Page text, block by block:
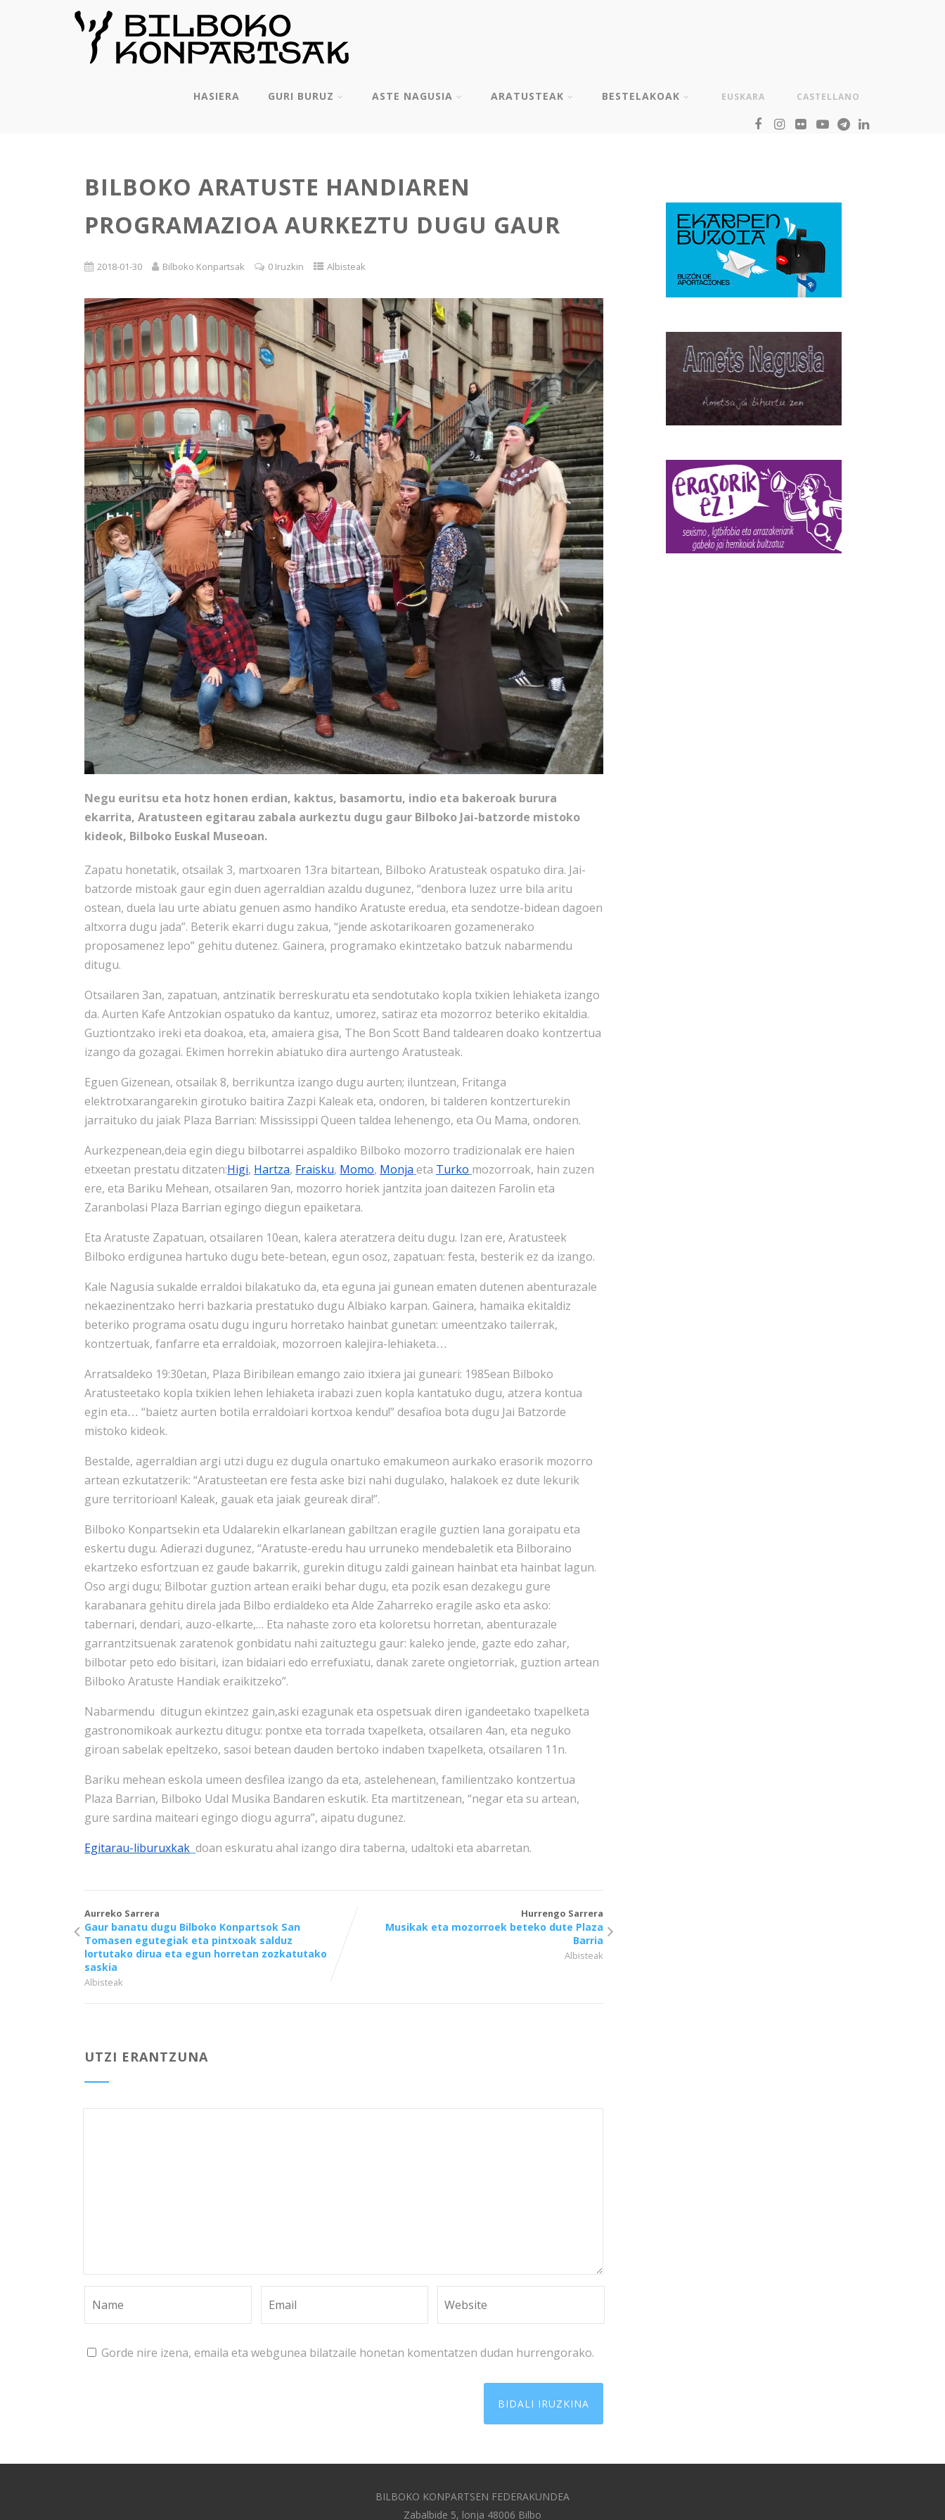
HASIERA GURI BURUZ ASTE NAGUSIA ARATUSTEAK BESTELAKOAK EUSKARA CASTELLANO
BILBOKO ARATUSTE HANDIAREN
PROGRAMAZIOA AURKEZTU DUGU GAUR
2018-01-30 Bilboko Konpartsak 0 Iruzkin Albisteak
Negu euritsu eta hotz honen erdian, kaktus, basamortu, indio eta bakeroak burura
ekarrita, Aratusteen egitarau zabala aurkeztu dugu gaur Bilboko Jai-batzorde mistoko
kideok, Bilboko Euskal Museoan.
Zapatu honetatik, otsailak 3, martxoaren 13ra bitartean, Bilboko Aratusteak ospatuko dira. Jai-
batzorde mistoak gaur egin duen agerraldian azaldu dugunez, “denbora luzez urre bila aritu
ostean, duela lau urte abiatu genuen asmo handiko Aratuste eredua, eta sendotze-bidean dagoen
altxorra dugu jada”. Beterik ekarri dugu zakua, “jende askotarikoaren gozamenerako
proposamenez lepo” gehitu dutenez. Gainera, programako ekintzetako batzuk nabarmendu
ditugu.
Otsailaren 3an, zapatuan, antzinatik berreskuratu eta sendotutako kopla txikien lehiaketa izango
da. Aurten Kafe Antzokian ospatuko da kantuz, umorez, satiraz eta mozorroz beteriko ekitaldia.
Guztiontzako ireki eta doakoa, eta, amaiera gisa, The Bon Scott Band taldearen doako kontzertua
izango da gozagai. Ekimen horrekin abiatuko dira aurtengo Aratusteak.
Eguen Gizenean, otsailak 8, berrikuntza izango dugu aurten; iluntzean, Fritanga
elektrotxarangarekin girotuko baitira Zazpi Kaleak eta, ondoren, bi talderen kontzerturekin
jarraituko du jaiak Plaza Barrian: Mississippi Queen taldea lehenengo, eta Ou Mama, ondoren.
Aurkezpenean,deia egin diegu bilbotarrei aspaldiko Bilboko mozorro tradizionalak ere haien
etxeetan prestatu ditzaten:Higi, Hartza, Fraisku, Momo, Monja eta Turko mozorroak, hain zuzen
ere, eta Bariku Mehean, otsailaren 9an, mozorro horiek jantzita joan daitezen Farolin eta
Zaranbolasi Plaza Barrian egingo diegun epaiketara.
Eta Aratuste Zapatuan, otsailaren 10ean, kalera ateratzera deitu dugu. Izan ere, Aratusteek
Bilboko erdigunea hartuko dugu bete-betean, egun osoz, zapatuan: festa, besterik ez da izango.
Kale Nagusia sukalde erraldoi bilakatuko da, eta eguna jai gunean ematen dutenen abenturazale
nekaezinentzako herri bazkaria prestatuko dugu Albiako karpan. Gainera, hamaika ekitaldiz
beteriko programa osatu dugu inguru horretako hainbat gunetan: umeentzako tailerrak,
kontzertuak, fanfarre eta erraldoiak, mozorroen kalejira-lehiaketa…
Arratsaldeko 19:30etan, Plaza Biribilean emango zaio itxiera jai guneari: 1985ean Bilboko
Aratusteetako kopla txikien lehen lehiaketa irabazi zuen kopla kantatuko dugu, atzera kontua
egin eta… “baietz aurten botila erraldoiari kortxoa kendu!” desafioa bota dugu Jai Batzorde
mistoko kideok.
Bestalde, agerraldian argi utzi dugu ez dugula onartuko emakumeon aurkako erasorik mozorro
artean ezkutatzerik: “Aratusteetan ere festa aske bizi nahi dugulako, halakoek ez dute lekurik
gure territorioan! Kaleak, gauak eta jaiak geureak dira!”.
Bilboko Konpartsekin eta Udalarekin elkarlanean gabiltzan eragile guztien lana goraipatu eta
eskertu dugu. Adierazi dugunez, “Aratuste-eredu hau urruneko mendebaletik eta Bilboraino
ekartzeko esfortzuan ez gaude bakarrik, gurekin ditugu zaldi gainean hainbat eta hainbat lagun.
Oso argi dugu; Bilbotar guztion artean eraiki behar dugu, eta pozik esan dezakegu gure
karabanara gehitu direla jada Bilbo erdialdeko eta Alde Zaharreko eragile asko eta asko:
tabernari, dendari, auzo-elkarte,… Eta nahaste zoro eta koloretsu horretan, abenturazale
garrantzitsuenak zaratenok gonbidatu nahi zaituztegu gaur: kaleko jende, gazte edo zahar,
bilbotar peto edo bisitari, izan bidaiari edo errefuxiatu, danak zarete ongietorriak, guztion artean
Bilboko Aratuste Handiak eraikitzeko”.
Nabarmendu ditugun ekintzez gain,aski ezagunak eta ospetsuak diren igandeetako txapelketa
gastronomikoak aurkeztu ditugu: pontxe eta torrada txapelketa, otsailaren 4an, eta neguko
giroan sabelak epeltzeko, sasoi betean dauden bertoko indaben txapelketa, otsailaren 11n.
Bariku mehean eskola umeen desfilea izango da eta, astelehenean, familientzako kontzertua
Plaza Barrian, Bilboko Udal Musika Bandaren eskutik. Eta martitzenean, “negar eta su artean,
gure sardina maiteari egingo diogu agurra”, aipatu dugunez.
Egitarau-liburuxkak doan eskuratu ahal izango dira taberna, udaltoki eta abarretan.
Aurreko Sarrera
Gaur banatu dugu Bilboko Konpartsok San
Tomasen egutegiak eta pintxoak salduz
lortutako dirua eta egun horretan zozkatutako
saskia
Albisteak
Hurrengo Sarrera
Musikak eta mozorroek beteko dute Plaza
Barria
Albisteak
UTZI ERANTZUNA
Gorde nire izena, emaila eta webgunea bilatzaile honetan komentatzen dudan hurrengorako.
BILBOKO KONPARTSEN FEDERAKUNDEA
Zabalbide 5, lonja 48006 Bilbo